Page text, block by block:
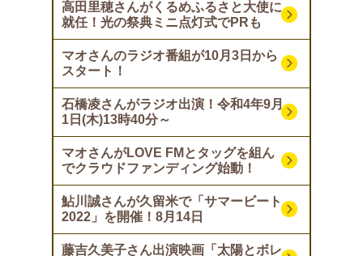
高田里穂さんがくるめふるさと大使に
就任！光の祭典ミニ点灯式でPRも
マオさんのラジオ番組が10月3日から
スタート！
石橋凌さんがラジオ出演！令和4年9月
1日(木)13時40分～
マオさんがLOVE FMとタッグを組ん
でクラウドファンディング始動！
鮎川誠さんが久留米で「サマービート
2022」を開催！8月14日
藤吉久美子さん出演映画「太陽とボレ